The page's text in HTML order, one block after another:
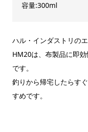
容量:300ml
ハル・インダストリの
HM20は、布製品に即
です。
釣りから帰宅したらす
すめです。